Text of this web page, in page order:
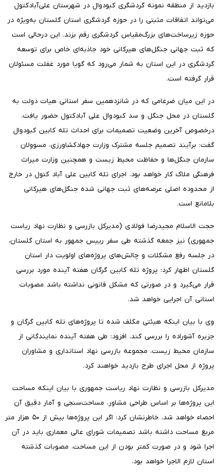
بازدید از منطقه نمونه گردشگری کبودوال در شهرستان علی‌آبادکتول
می‌تواند اتفاقات مثبتی را در حوزه گردشگری استان گلستان به‌ویژه در
حوزه زیرساخت‌های بزرگ‌مقیاس گردشگری رقم بزند. این درحالی است
که ثبت جهانی جنگل‌های هیرکانی خود جاذبه‌ای خاص برای توسعه
گردشگری در این استان به شمار می‌رود که گویا مورد غفلت مسئولان
قرار گرفته است.
در این میان ضرغامی که در شانزدهمین سفر استانی هیات دولت به
گلستان در محل جنگل و سد کبودوال علی آبادکتول حضور یافت،
درخصوص آخرین وضعیت تصمیمات برای احداث تله کابین کبودوال
گفت: برآیند تصمیم جلسه مشترک وزارت جهادکشاورزی، مسوولان
سازمان جنگل‌ها و حفاظت محیط زیست و همچنین وزارت میراث
فرهنگی ملاک کار خواهد بود. اجرای تله کابین علی آباد کتول در خارج
از محدوده اصلی عرصه‌های ثبت جهانی شده جنگل‌های هیرکانی
بلامانع است.
حجت الاسلام مجیدرضا فولادی (مدیرکل بازرسی و نظارت نهاد ریاست
جمهوری) نیز جمعه گذشته طی سفر رییس جمهور به استان گلستان،
در جلسه رفع مشکلات و چالش‌های پروژه‌های اولویت دار استان
گلستان اظهار کرد: پروژه تله کابین گرگان هفته آینده مورد بررسی
قرار می‌گیرد و در صورتی که مشکل قانونی نداشته باشد مصوبات
استانی آن اجرایی خواهد شد.
وی با بیان اینکه هیئتی مکلف شده تا پروژه‌های تله کابین گرگان و
جزیره آشوراده را بررسی کند، افزود: طی هفته آینده نمایندگانی از
سازمان محیط زیست، مجموعه بازرسی نهاد استانداری و مشاوران
پروژه از محل اجرای طرح بازدید خواهند کرد.
مدیرکل بازرسی و نظارت نهاد ریاست جمهوری با بیان اینکه مساحت
این پروژه‌ها بر اساس طراحی مشاور، مساحت‌سنجی و آمار دقیق آن
احصاء خواهد شد، خاطرنشان کرد: اگر این پروژه‌ها بیش از ۵۰ هزار متر
مربع مساحت داشته باشد تصمیمات شورای عالی معماری باید در آن
اجرا شود و در صورت کمتر بودن از این مساحت، مصوبات گذشته
استان لازم الاجرا خواهد بود.